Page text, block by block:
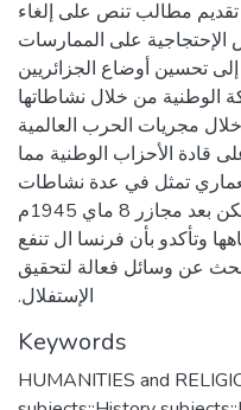
‪،‬عملت على تقديم مطالب تنص على إلغاء
الإحتجاجية على الممارسات
إلى‬ ‫تحسين أوضاع الجزائريين
الحركة الوطنية من خلال نشاطاتها‬
مجريات الحرب العالمية
قادة اﻷحزاب الوطنية مما
تمثل في عدة‬ ‫نشاطات
سياسة كبيان الشعب الجزائري‪ ،‬لكن بعد مجازر ‪ 8‬ماي ‪1945‬م
وتأكدو بأن فرنسا ال تنفع
‫عن وسائل فعالة لتحقيق
Keywords
HUMANITIES and